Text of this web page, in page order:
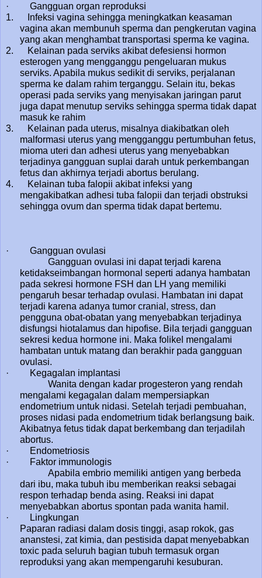
· Gangguan organ reproduksi
1. Infeksi vagina sehingga meningkatkan keasaman
vagina akan membunuh sperma dan pengkerutan vagina
yang akan menghambat transportasi sperma ke vagina.
2. Kelainan pada serviks akibat defesiensi hormon
esterogen yang mengganggu pengeluaran mukus
serviks. Apabila mukus sedikit di serviks, perjalanan
sperma ke dalam rahim terganggu. Selain itu, bekas
operasi pada serviks yang menyisakan jaringan parut
juga dapat menutup serviks sehingga sperma tidak dapat
masuk ke rahim
3. Kelainan pada uterus, misalnya diakibatkan oleh
malformasi uterus yang mengganggu pertumbuhan fetus,
mioma uteri dan adhesi uterus yang menyebabkan
terjadinya gangguan suplai darah untuk perkembangan
fetus dan akhirnya terjadi abortus berulang.
4. Kelainan tuba falopii akibat infeksi yang
mengakibatkan adhesi tuba falopii dan terjadi obstruksi
sehingga ovum dan sperma tidak dapat bertemu.
· Gangguan ovulasi
Gangguan ovulasi ini dapat terjadi karena
ketidakseimbangan hormonal seperti adanya hambatan
pada sekresi hormone FSH dan LH yang memiliki
pengaruh besar terhadap ovulasi. Hambatan ini dapat
terjadi karena adanya tumor cranial, stress, dan
pengguna obat-obatan yang menyebabkan terjadinya
disfungsi hiotalamus dan hipofise. Bila terjadi gangguan
sekresi kedua hormone ini. Maka folikel mengalami
hambatan untuk matang dan berakhir pada gangguan
ovulasi.
· Kegagalan implantasi
Wanita dengan kadar progesteron yang rendah
mengalami kegagalan dalam mempersiapkan
endometrium untuk nidasi. Setelah terjadi pembuahan,
proses nidasi pada endometrium tidak berlangsung baik.
Akibatnya fetus tidak dapat berkembang dan terjadilah
abortus.
· Endometriosis
· Faktor immunologis
Apabila embrio memiliki antigen yang berbeda
dari ibu, maka tubuh ibu memberikan reaksi sebagai
respon terhadap benda asing. Reaksi ini dapat
menyebabkan abortus spontan pada wanita hamil.
· Lingkungan
Paparan radiasi dalam dosis tinggi, asap rokok, gas
ananstesi, zat kimia, dan pestisida dapat menyebabkan
toxic pada seluruh bagian tubuh termasuk organ
reproduksi yang akan mempengaruhi kesuburan.